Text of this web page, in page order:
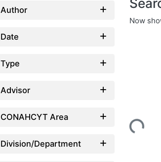
Author
Date
Type
Advisor
CONAHCYT Area
Division/Department
Now
Loading...